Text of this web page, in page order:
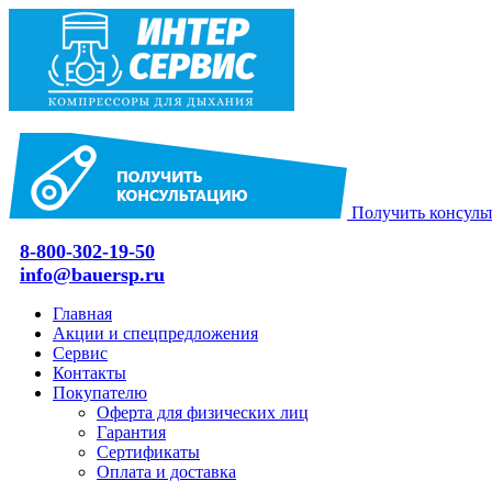
Получить
8-800-302-19-50
info@bauersp.ru
Главная
Акции и спецпредложения
Сервис
Контакты
Покупателю
Оферта для физических лиц
Гарантия
Сертификаты
Оплата и доставка